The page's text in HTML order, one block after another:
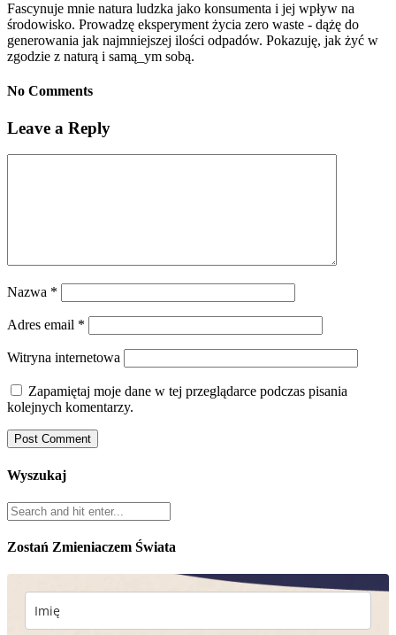
Fascynuje mnie natura ludzka jako konsumenta i jej wpływ na
środowisko. Prowadzę eksperyment życia zero waste - dążę do
generowania jak najmniejszej ilości odpadów. Pokazuję, jak żyć w
zgodzie z naturą i samą_ym sobą.
No Comments
Leave a Reply
Nazwa *
Adres email *
Witryna internetowa
Zapamiętaj moje dane w tej przeglądarce podczas pisania
kolejnych komentarzy.
Wyszukaj
Zostań Zmieniaczem Świata